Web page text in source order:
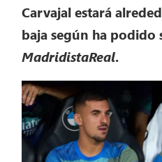
Carvajal estará
baja según ha podido
MadridistaReal.